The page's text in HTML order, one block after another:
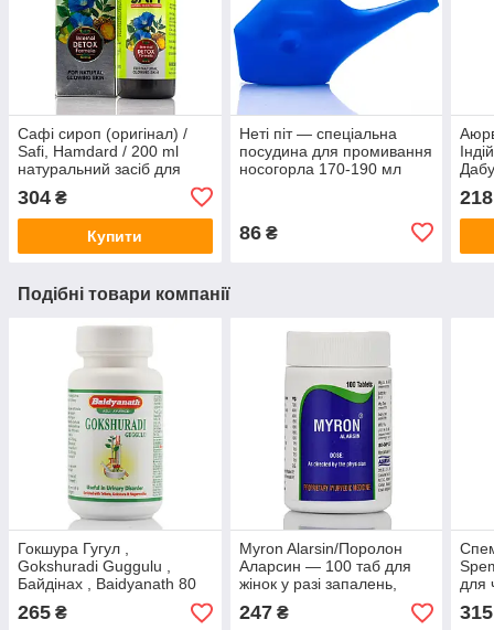
Сафі сироп (оригінал) /
Safi, Hamdard / 200 ml
натуральний засіб для
висипаннях
304 ₴
Купити
Неті піт — спеціальна
посудина для промивання
носогорла 170-190 мл
86₴
218
Подібні товари компанії
Гокшура Гугул ,
Gokshuradi Guggulu ,
Байдінах , Baidyanath 80
tab трибулус для чоловіків
збільшення тестостерону
265 ₴
Myron Alarsin/Поролон
Аларсин — 100 таб для
жінок у разі запалень,
інфекцій
247₴
для
315